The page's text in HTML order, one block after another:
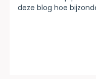
deze blog hoe